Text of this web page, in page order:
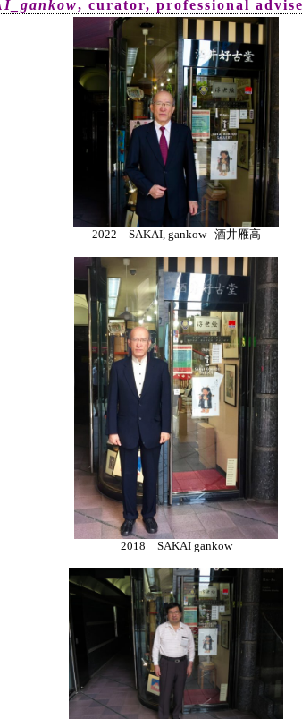
, curator, professional
2022 SAKAI, gankow 酒井雁高
2018 SAKAI gankow